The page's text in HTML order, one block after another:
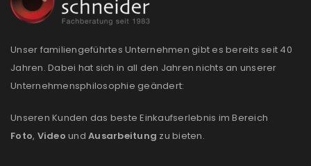
Unser familiengeführtes Unternehmen gibt es bereits seit 40
Jahren. Dabei hat sich in all den Jahren nichts an unserer
Unternehmensphilosophie geändert:
Unseren Kunden das beste Einkaufserlebnis im Bereich
Foto, Video und Ausarbeitung zu bieten.